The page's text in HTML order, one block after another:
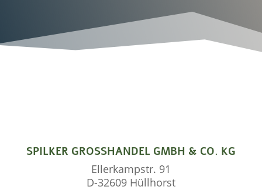
SPILKER GROSSHANDEL GMBH & CO. KG
Ellerkampstr. 91
D-32609 Hüllhorst